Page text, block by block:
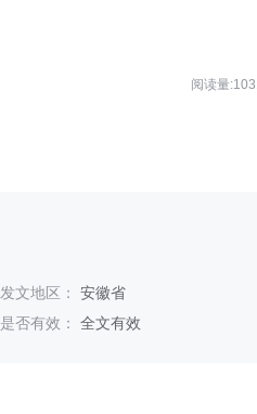
阅读量
发文地区： 安徽省
是否有效： 全文有效